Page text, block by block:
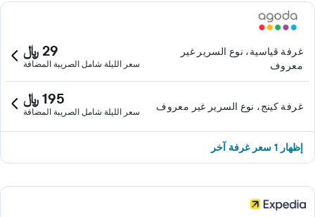
غرفة قياسية، نوع السرير غير
معروف
29 ﷼
سعر الليلة شامل الصريبة المضافة
غرفة كينج، نوع السرير غير معروف 195 ﷼
سعر الليلة شامل الصريبة المضافة
إظهار 1 سعر غرفة آخر